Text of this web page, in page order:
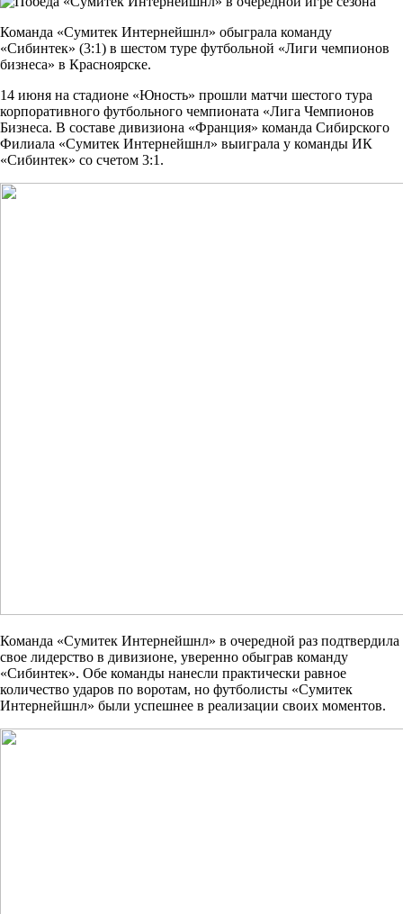
Команда «Сумитек Интернейшнл» обыграла команду
«Сибинтек» (3:1) в шестом туре футбольной «Лиги чемпионов
бизнеса» в Красноярске.
14 июня на стадионе «Юность» прошли матчи шестого тура
корпоративного футбольного чемпионата «Лига Чемпионов
Бизнеса. В составе дивизиона «Франция» команда Сибирского
Филиала «Сумитек Интернейшнл» выиграла у команды ИК
«Сибинтек» со счетом 3:1.
Команда «Сумитек Интернейшнл» в очередной раз подтвердила
свое лидерство в дивизионе, уверенно обыграв команду
«Сибинтек». Обе команды нанесли практически равное
количество ударов по воротам, но футболисты «Сумитек
Интернейшнл» были успешнее в реализации своих моментов.